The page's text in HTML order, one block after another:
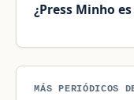
¿Press Minho
MÁS PERIÓDICOS